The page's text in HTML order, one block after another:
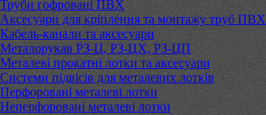
Труби гофровані ПВХ
Аксесуари для кріплення та монтажу труб ПВХ
Кабель-канали та аксесуари
Металорукав РЗ-Ц, РЗ-ЦХ, РЗ-ЦП
Металеві прокатні лотки та аксесуари
Системи підвісів для металевих лотків
Перфоровані металеві лотки
Неперфоровані металеві лотки